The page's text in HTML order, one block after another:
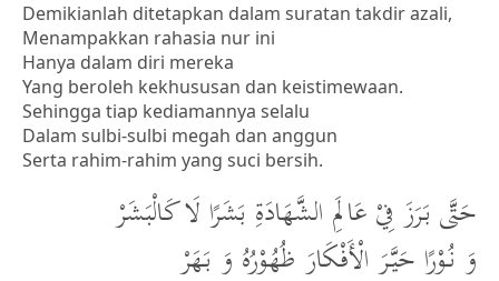
Demikianlah ditetapkan dalam suratan takdir azali,
Menampakkan rahasia nur ini
Hanya dalam diri mereka
Yang beroleh kekhususan dan keistimewaan.
Sehingga tiap kediamannya selalu
Dalam sulbi-sulbi megah dan anggun
Serta rahim-rahim yang suci bersih.
حَتَّى بَرَزَ فِيْ عَالَمِ الشَّهَادَةِ بَشَرًا لَا كَالْبَشَرْ
وَ نُوْرًا حَيَّرَ الْأَفْكَارَ ظُهُوْرُهُ وَ بَهَرْ